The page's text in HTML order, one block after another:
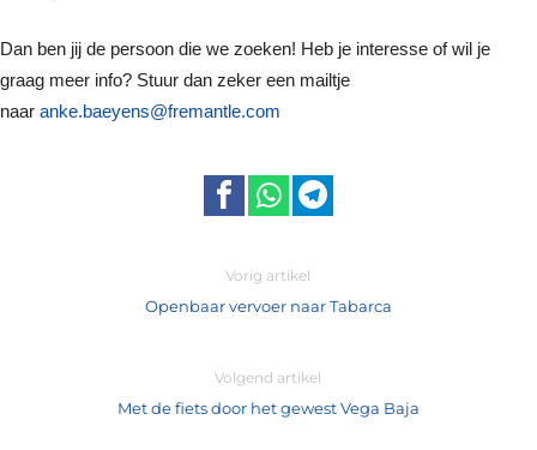
Dan ben jij de persoon die we zoeken! Heb je interesse of wil je
graag meer info? Stuur dan zeker een mailtje
naar anke.baeyens@fremantle.com
Vorig artikel
Openbaar vervoer naar Tabarca
Volgend artikel
Met de fiets door het gewest Vega Baja